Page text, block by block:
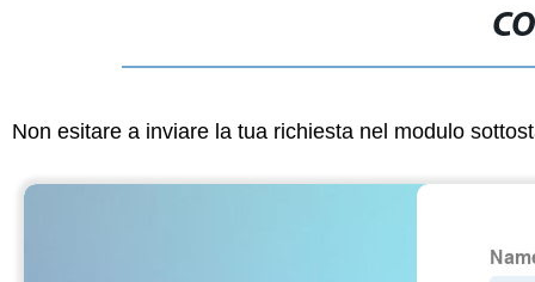
Non esitare a inviare la tua richiesta nel modulo